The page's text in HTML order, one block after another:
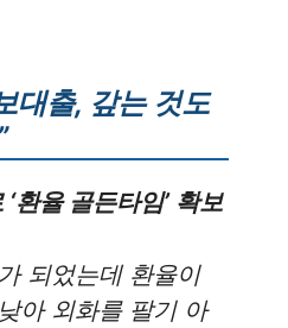
대출, 갚는 것도
환율 골든타임’ 확보
되었는데 환율이
아 외화를 팔기 아